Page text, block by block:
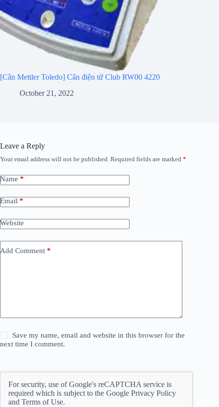
[Cân Mettler Toledo] Cân điện tử Club RW00 4220
October 21, 2022
Leave a Reply
Your email address will not be published. Required fields are marked *
Name *
Email *
Website
Add Comment *
Save my name, email and website in this browser for the
next time I comment.
For security, use of Google's reCAPTCHA service is
required which is subject to the Google Privacy Policy
and Terms of Use.